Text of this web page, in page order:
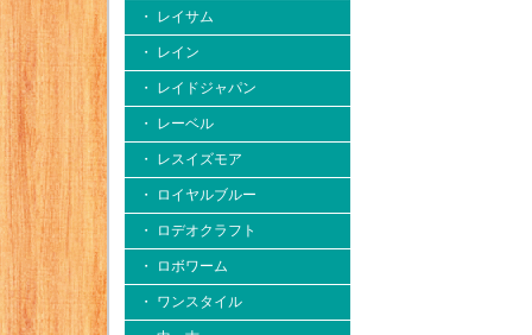
・ レイサム
・ レイン
・ レイドジャパン
・ レーベル
・ レスイズモア
・ ロイヤルブルー
・ ロデオクラフト
・ ロボワーム
・ ワンスタイル